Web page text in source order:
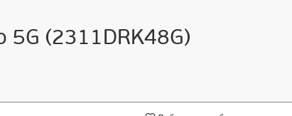
5G (2311DRK48G)